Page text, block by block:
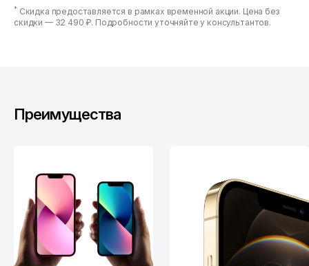
* Скидка предоставляется в рамках временной акции. Цена без
скидки — 32 490 ₽. Подробности уточняйте у консультантов.
Преимущества